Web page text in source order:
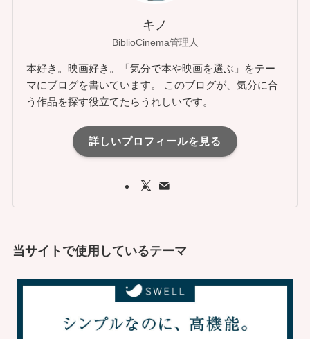
キノ
BiblioCinema管理人
本好き。映画好き。「気分で本や映画を選ぶ」をテー
マにブログを書いています。 このブログが、気分に合
う作品を探す役立てたらうれしいです。
詳しいプロフィールを見る
当サイトで使用しているテーマ